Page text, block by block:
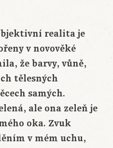
realita je
v novověké
že barvy, vůně,
tělesných
samých.
ale ona zeleň je
oka. Zvuk
v mém uchu,